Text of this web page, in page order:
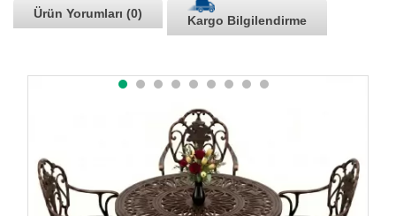
Ürün Yorumları (0)
Kargo Bilgilendirme